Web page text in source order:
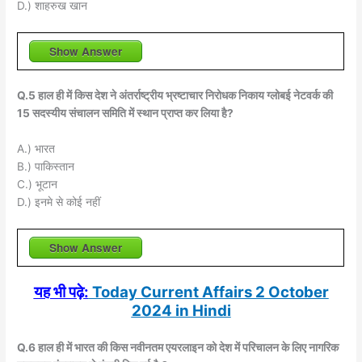
D.) शाहरुख खान
Show Answer
Q.5 हाल ही में किस देश ने अंतर्राष्ट्रीय भ्रष्टाचार निरोधक निकाय ग्लोबई नेटवर्क की
15 सदस्यीय संचालन समिति में स्थान प्राप्त कर लिया है?
A.) भारत
B.) पाकिस्तान
C.) भूटान
D.) इनमे से कोई नहीं
Show Answer
यह भी पढ़े: Today Current Affairs 2 October
2024 in Hindi
Q.6 हाल ही में भारत की किस नवीनतम एयरलाइन को देश में परिचालन के लिए नागरिक